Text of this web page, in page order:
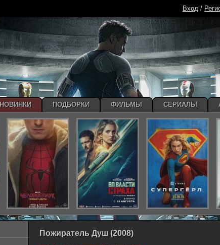
Пожиратель Душ (2008)
Вход /
НОВИНКИ ПОДБОРКИ ФИЛЬМЫ СЕРИАЛЫ